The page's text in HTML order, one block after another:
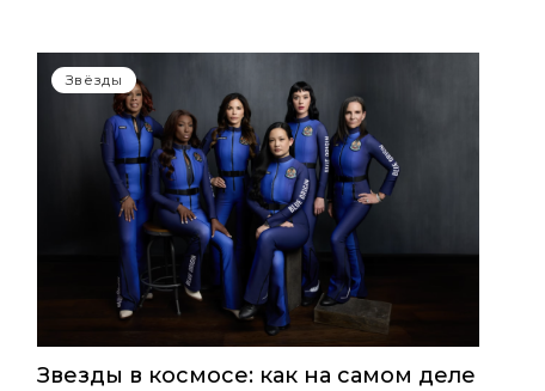
Звёзды
Звезды в космосе: как на самом деле